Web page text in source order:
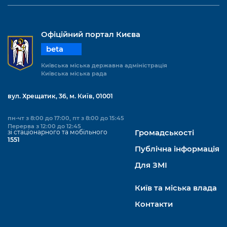
Підприємства, установи, організації
Річні звіти
Гендерна політика
Безбар'єрність
Портал послуг
Міський застосунок Київ Цифровий
Важливе під час воєнного стану
Уряд» – місцевий рівень»
Портал даних Києва
Публічні дашборди
Офіційний портал Києва
beta
Київська міська державна адміністрація
Київська міська рада
вул. Хрещатик, 36, м. Київ, 01001
пн-чт з 8:00 до 17:00, пт з 8:00 до 15:45
Перерва з 12:00 до 12:45
зі стаціонарного та мобільного
1551
Громадськості
Публічна інформація
Для ЗМІ
Київ та міська влада
Контакти